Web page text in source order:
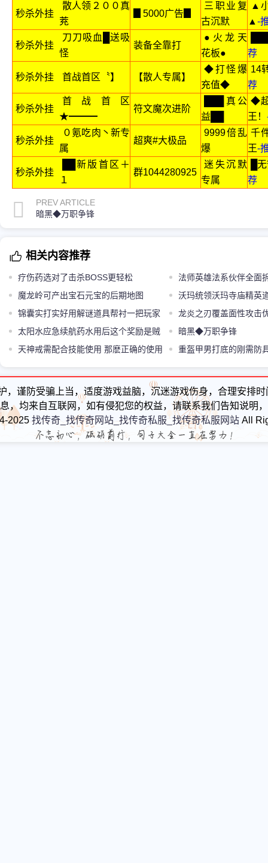
秒杀外挂
散人领２００真
茺
▊5000广告▊
三职业复
古沉默
▲
▲ -
秒杀外挂
刀刀吸血█送吸
怪
装备全靠打
●火龙天
花板●
荐
秒杀外挂 首战首区〝】 【散人专属】
◆打怪爆
充值◆
14
荐
秒杀外挂
首战首区
★━━━
符文魔次进阶
███真公
益██
◆
王！
秒杀外挂
０氪吃肉丶新专
属
超爽#大极品
9999倍乱
爆
千
王-
秒杀外挂
██新版首区＋
１
群1044280925
迷失沉默
专属
█
荐
PREV ARTICLE
暗黑◆万职争锋
相关内容推荐
疗伤药选对了击杀BOSS更轻松
法师英雄法系伙伴全面
本过关细节
魔龙岭可产出宝石元宝的后期地图
沃玛统领沃玛寺庙精英
打法更易搞定
锦囊实打实好用解谜道具帮衬一把玩家
钻得深了解黄泉教主机制
龙炎之刃覆盖面性攻击
武器
太阳水应急续航药水用后这个奖励是贼
的丰富的
暗黑◆万职争锋
天神戒需配合技能使用 那麽正确的使用
这样的技能才能发挥威力
重盔甲男打底的刚需防
路更易平稳发育
，谨防受骗上当，适度游戏益脑，沉迷游戏伤身，合理安排
，均来自互联网，如有侵犯您的权益，请联系我们告知说明
2025 找传奇_找传奇网站_找传奇私服_找传奇私服网站All